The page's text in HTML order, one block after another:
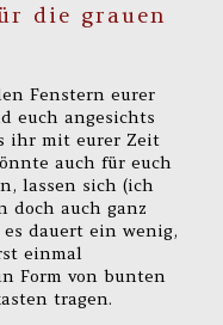
die grauen
Fenstern eurer
euch angesichts
ihr mit eurer Zeit
auch für euch
lassen sich (ich
doch auch ganz
dauert ein wenig,
einmal
Form von bunten
tragen.